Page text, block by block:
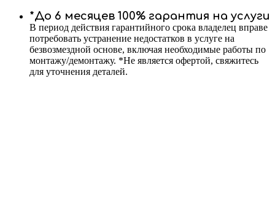
*До 6 месяцев 100% гарантия на услуги
В период действия гарантийного срока владелец вправе
потребовать устранение недостатков в услуге на
безвозмездной основе, включая необходимые работы по
монтажу/демонтажу. *Не является офертой, свяжитесь
для уточнения деталей.